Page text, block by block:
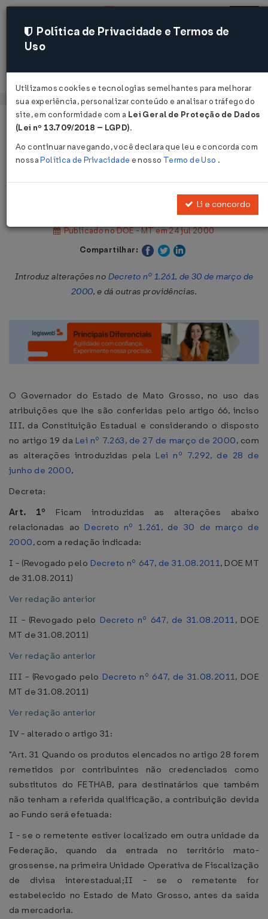
Acessar
Página Inicial
Legislações
Decreto nº 1.620 de 24/07/2000
Publicado no DOE - MT em 24 jul 2000
Compartilhar:
Introduz alterações no Decreto nº 1.261, de 30 de março de
2000, e dá outras providências.
O Governador do Estado de Mato Grosso, no uso das
atribuições que lhe são conferidas pelo artigo 66, inciso
III, da Constituição Estadual e considerando o disposto
no artigo 19 da Lei nº 7.263, de 27 de março de 2000, com
as alterações introduzidas pela Lei nº 7.292, de 28 de
junho de 2000,
Decreta:
Art. 1º Ficam introduzidas as alterações abaixo
relacionadas ao Decreto nº 1.261, de 30 de março de
2000, com a redação indicada:
I - (Revogado pelo Decreto nº 647, de 31.08.2011, DOE MT
de 31.08.2011)
Ver redação anterior
II - (Revogado pelo Decreto nº 647, de 31.08.2011, DOE
MT de 31.08.2011)
Ver redação anterior
III - (Revogado pelo Decreto nº 647, de 31.08.2011, DOE
MT de 31.08.2011)
Ver redação anterior
IV - alterado o artigo 31:
"Art. 31 Quando os produtos elencados no artigo 28 forem
remetidos por contribuintes não credenciados como
substitutos do FETHAB, para destinatários que também
não tenham a referida qualificação, a contribuição devida
ao Fundo será efetuada:
I - se o remetente estiver localizado em outra unidade da
Federação, quando da entrada no território mato-
grossense, na primeira Unidade Operativa de Fiscalização
de divisa interestadual;II - se o remetente for
estabelecido no Estado de Mato Grosso, antes da saída
da mercadoria.
Política de Privacidade e Termos de
Uso
Utilizamos cookies e tecnologias semelhantes para melhorar
sua experiência, personalizar conteúdo e analisar o tráfego do
site, em conformidade com a Lei Geral de Proteção de Dados
(Lei nº 13.709/2018 – LGPD).
Ao continuar navegando, você declara que leu e concorda com
nossaPolítica de Privacidade e nosso Termo de Uso .
Li e concordo